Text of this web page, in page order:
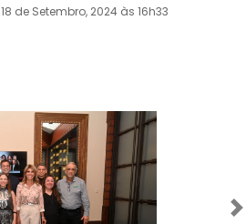
18 de Setembro, 2024 às 16h33